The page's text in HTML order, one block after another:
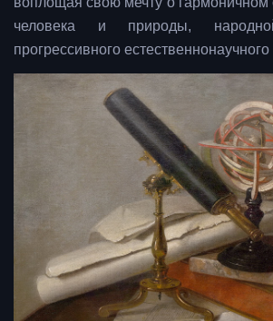
человека и природы,
прогрессивного